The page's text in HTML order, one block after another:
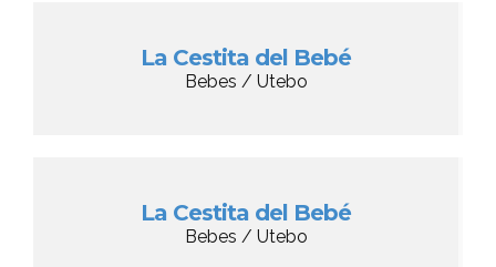
La Cestita del Bebé
Bebes / Utebo
La Cestita del Bebé
Bebes / Utebo